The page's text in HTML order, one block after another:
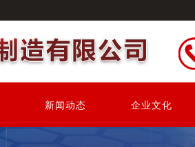
新闻动态 企业文化